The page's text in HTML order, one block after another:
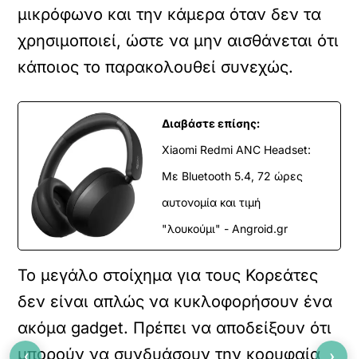
μικρόφωνο και την κάμερα όταν δεν τα
χρησιμοποιεί, ώστε να μην αισθάνεται ότι
κάποιος το παρακολουθεί συνεχώς.
Διαβάστε επίσης:
Xiaomi Redmi ANC Headset:
Με Bluetooth 5.4, 72 ώρες
αυτονομία και τιμή
"λουκούμι" - Angroid.gr
Το μεγάλο στοίχημα για τους Κορεάτες
δεν είναι απλώς να κυκλοφορήσουν ένα
ακόμα gadget. Πρέπει να αποδείξουν ότι
μπορούν να συνδυάσουν την κορυφαία